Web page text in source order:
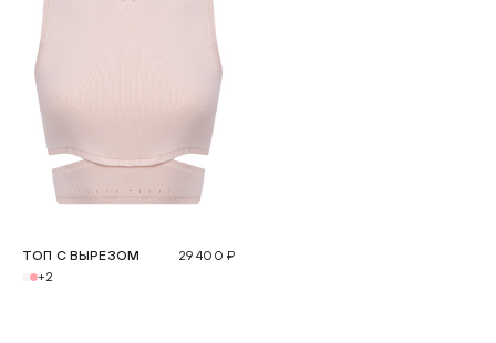
ТОП С ВЫРЕЗОМ
+2
29 400 ₽